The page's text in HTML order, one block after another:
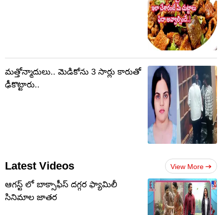
మత్తోన్మాదులు.. మెడికోను 3 సార్లు కారుతో
ఢీకొట్టారు..
Latest Videos View More
ఆగస్ట్ లో బాక్సాఫీస్ దగ్గర ఫ్యామిలీ
సినిమాల జాతర